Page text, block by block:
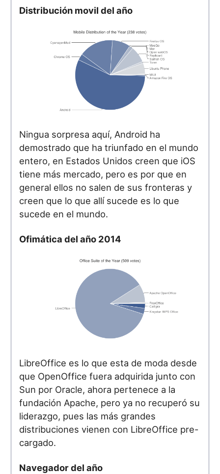
Distribución movil del año
Ningua sorpresa aquí, Android ha
demostrado que ha triunfado en el mundo
entero, en Estados Unidos creen que iOS
tiene más mercado, pero es por que en
general ellos no salen de sus fronteras y
creen que lo que allí sucede es lo que
sucede en el mundo.
Ofimática del año 2014
LibreOffice es lo que esta de moda desde
que OpenOffice fuera adquirida junto con
Sun por Oracle, ahora pertenece a la
fundación Apache, pero ya no recuperó su
liderazgo, pues las más grandes
distribuciones vienen con LibreOffice pre-
cargado.
Navegador del año